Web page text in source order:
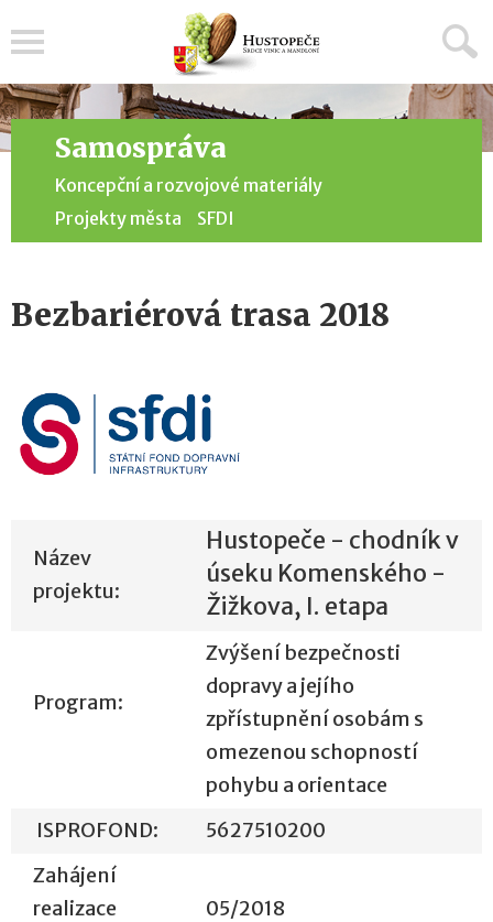
Samospráva
Koncepční a rozvojové materiály
Projekty města
SFDI
Bezbariérová trasa 2018
Název
projektu:
Hustopeče - chodník v
úseku Komenského -
Žižkova, I. etapa
Program:
Zvýšení bezpečnosti
dopravy a jejího
zpřístupnění osobám s
omezenou schopností
pohybu a orientace
ISPROFOND:
5627510200
Zahájení
realizace
05/2018